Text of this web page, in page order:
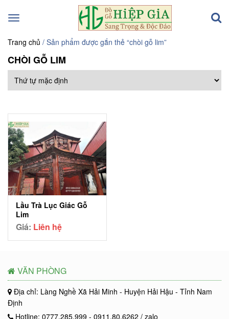
Toggle
Trang chủ / Sản phẩm được gắn thẻ “chòi gỗ lim”
CHÒI GỖ LIM
Lầu Trà Lục Giác Gỗ
Lim
Giá: Liên hệ
VĂN PHÒNG
Địa chỉ: Làng Nghề Xã Hải Minh - Huyện Hải Hậu - Tỉnh Nam
Định
Hotline: 0777.285.999 - 0911.80.6262 / zalo